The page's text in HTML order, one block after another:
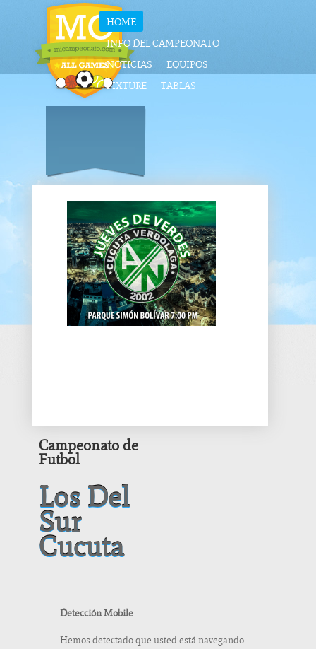
HOME
INFO DEL CAMPEONATO
NOTICIAS
EQUIPOS
FIXTURE
TABLAS
Campeonato de
Futbol
Los Del
Sur
Cucuta
Detección Mobile
Hemos detectado que usted está navegando